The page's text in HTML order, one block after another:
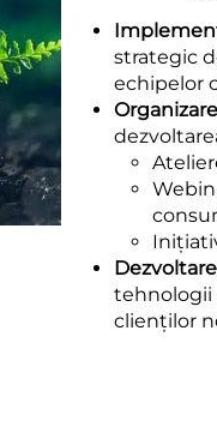
strategic
echipelor
tehnologii
clienților